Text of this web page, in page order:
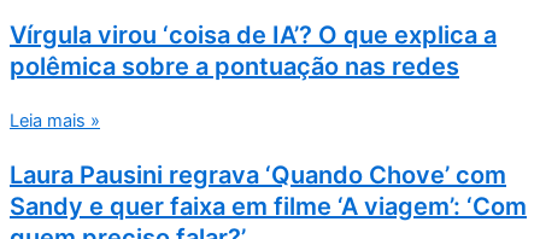
Vírgula virou ‘coisa de IA’? O que explica a
polêmica sobre a pontuação nas redes
Leia mais »
Laura Pausini regrava ‘Quando Chove’ com
Sandy e quer faixa em filme ‘A viagem’: ‘Com